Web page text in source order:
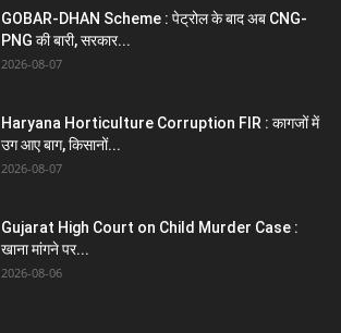
GOBAR-DHAN Scheme : पेट्रोल के बाद अब CNG-
PNG की बारी, सरकार...
2026-08-07
Haryana Horticulture Corruption FIR : कागजों में
उग आए बाग, किसानों...
2026-08-07
Gujarat High Court on Child Murder Case :
खाना मांगने पर...
2026-08-06